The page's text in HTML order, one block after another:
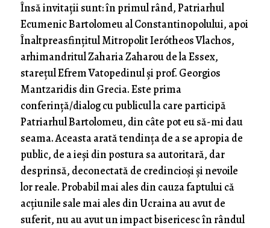
Însă invitații sunt: în primul rând, Patriarhul
Ecumenic Bartolomeu al Constantinopolului, apoi
Înaltpreasfințitul Mitropolit Ierótheos Vlachos,
arhimandritul Zaharia Zaharou de la Essex,
starețul Efrem Vatopedinul și prof. Georgios
Mantzaridis din Grecia. Este prima
conferință/dialog cu publicul la care participă
Patriarhul Bartolomeu, din câte pot eu să-mi dau
seama. Aceasta arată tendința de a se apropia de
public, de a ieși din postura sa autoritară, dar
desprinsă, deconectată de credincioși și nevoile
lor reale. Probabil mai ales din cauza faptului că
acțiunile sale mai ales din Ucraina au avut de
suferit, nu au avut un impact bisericesc în rândul